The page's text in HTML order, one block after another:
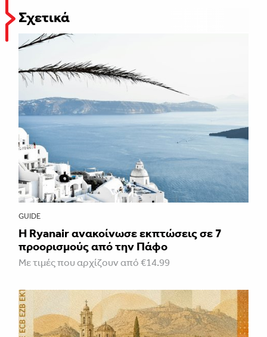
Σχετικά
GUIDE
Η Ryanair ανακοίνωσε εκπτώσεις σε 7
προορισμούς από την Πάφο
Με τιμές που αρχίζουν από €14.99